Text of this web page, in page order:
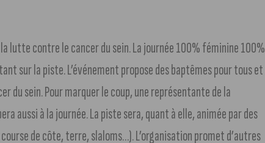
lutte contre le cancer du sein. La journée 100% féminine 100%
sur la piste. L’événement propose des baptêmes pour tous et
du sein. Pour marquer le coup, une représentante de la
aussi à la journée. La piste sera, quant à elle, animée par des
de côte, terre, slaloms…). L’organisation promet d’autres